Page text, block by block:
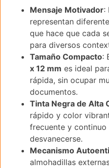
Mensaje Motivador:
representan
que hace que cada
para diversos
Tamaño Compacto:
x 12 mm es ideal
rápida, sin ocupar
documentos.
Tinta Negra de Alta
rápido y color
frecuente y continuo
desvanecerse.
Mecanismo
almohadillas